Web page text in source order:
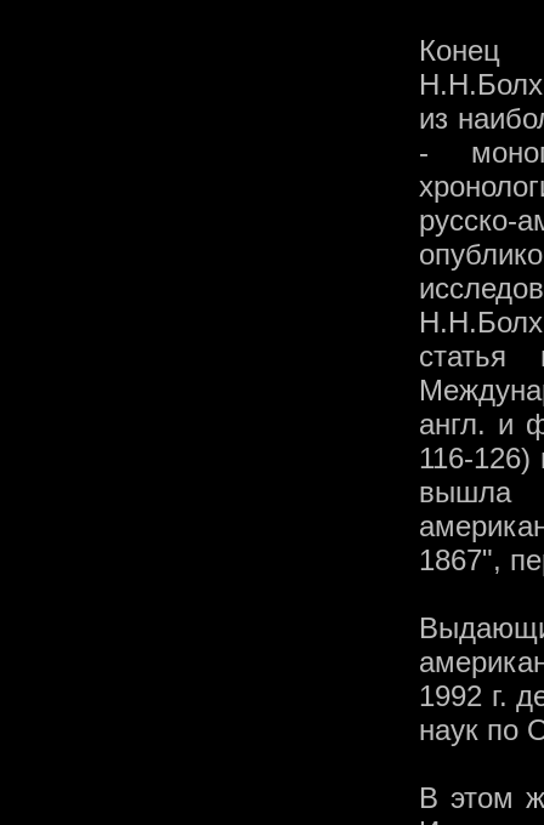
из
-
англ. и
116-126)
вышла
1867",
1992 г.
наук по
В этом